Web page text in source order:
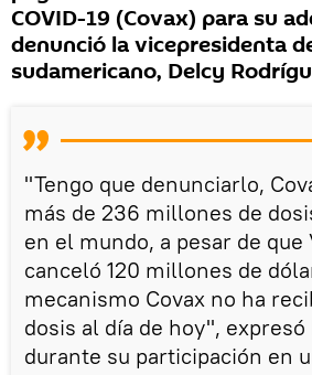
COVID-19 (Covax) para su
denunció la vicepresidenta
sudamericano, Delcy
"Tengo que denunciarlo,
más de 236 millones de
en el mundo, a pesar de que
canceló 120 millones de
mecanismo Covax no ha
dosis al día de hoy", expresó
durante su participación en